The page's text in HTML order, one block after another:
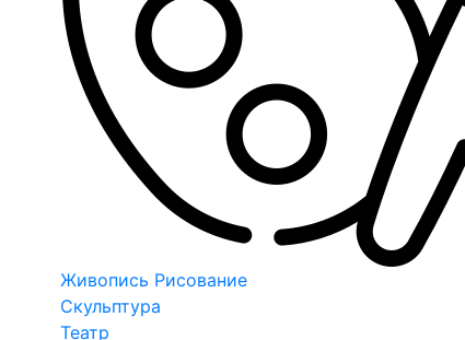
Живопись Рисование
Скульптура
Театр